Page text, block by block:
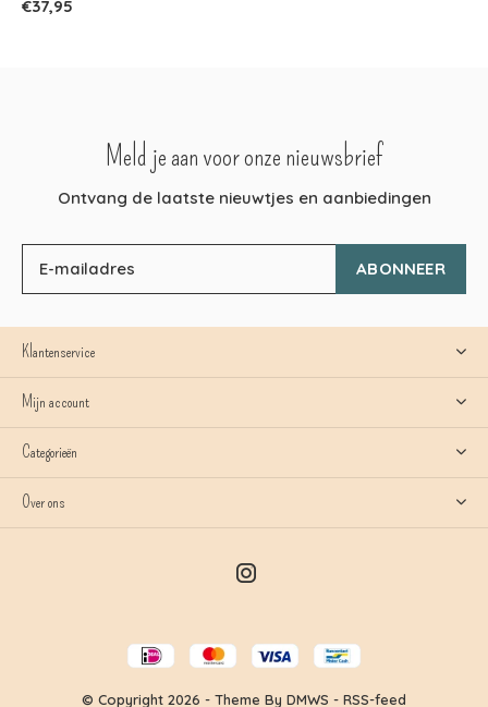
€37,95
Meld je aan voor onze nieuwsbrief
Ontvang de laatste nieuwtjes en aanbiedingen
ABONNEER
Klantenservice
Mijn account
Categorieën
Over ons
© Copyright 2026 - Theme By DMWS - RSS-feed